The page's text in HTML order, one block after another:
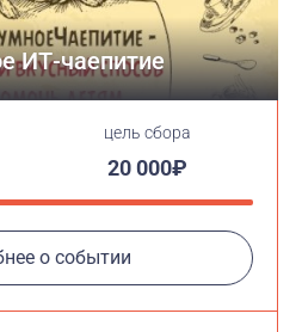
ИТ-чаепитие
цель сбора
20 000₽
о событии